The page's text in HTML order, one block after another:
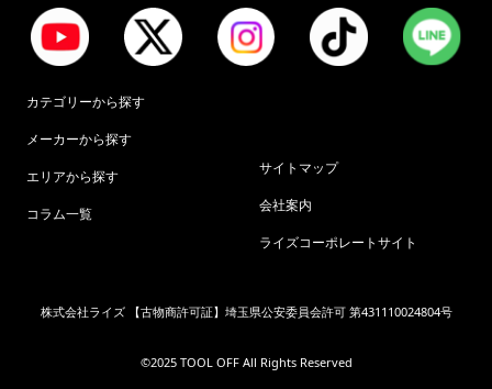
カテゴリーから探す
メーカーから探す
エリアから探す
コラム一覧
サイトマップ
会社案内
ライズコーポレートサイト
株式会社ライズ 【古物商許可証】埼玉県公安委員会許可 第431110024804号
©︎2025 TOOL OFF All Rights Reserved